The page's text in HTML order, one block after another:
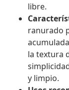
libre.
ranurado
la textura
y limpio.